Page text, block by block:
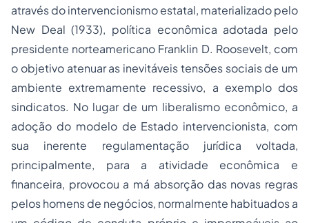
através do intervencionismo estatal, materializado pelo
New Deal (1933), política econômica adotada pelo
presidente norteamericano Franklin D. Roosevelt, com
o objetivo atenuar as inevitáveis tensões sociais de um
ambiente extremamente recessivo, a exemplo dos
sindicatos. No lugar de um liberalismo econômico, a
adoção do modelo de Estado intervencionista, com
sua inerente regulamentação jurídica voltada,
principalmente, para a atividade econômica e
financeira, provocou a má absorção das novas regras
pelos homens de negócios, normalmente habituados a